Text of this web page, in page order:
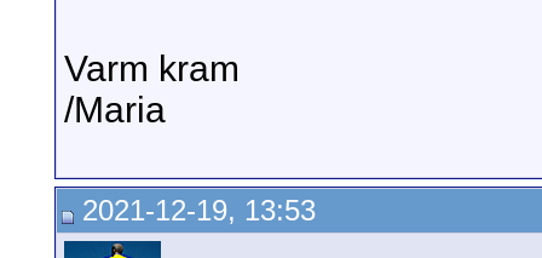
Varm kram
/Maria
2021-12-19, 13:53